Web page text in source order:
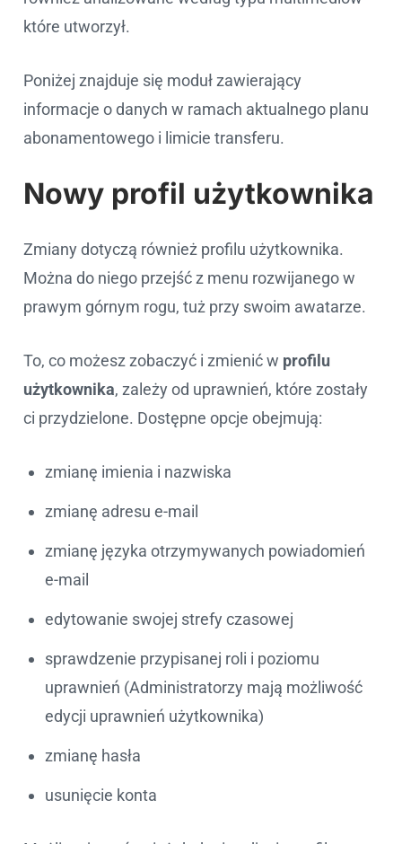
które utworzył.
Poniżej znajduje się moduł zawierający
informacje o danych w ramach aktualnego planu
abonamentowego i limicie transferu.
Nowy profil użytkownika
Zmiany dotyczą również profilu użytkownika.
Można do niego przejść z menu rozwijanego w
prawym górnym rogu, tuż przy swoim awatarze.
To, co możesz zobaczyć i zmienić w profilu
użytkownika, zależy od uprawnień, które zostały
ci przydzielone. Dostępne opcje obejmują:
zmianę imienia i nazwiska
zmianę adresu e-mail
zmianę języka otrzymywanych powiadomień
e-mail
edytowanie swojej strefy czasowej
sprawdzenie przypisanej roli i poziomu
uprawnień (Administratorzy mają możliwość
edycji uprawnień użytkownika)
zmianę hasła
usunięcie konta